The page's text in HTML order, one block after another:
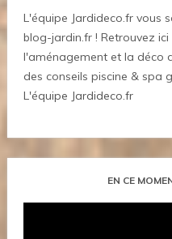
L'équipe Jardideco.fr vous
blog-jardin.fr ! Retrouvez
l'aménagement et la déco
des conseils piscine & spa
L'équipe Jardideco.fr
EN CE